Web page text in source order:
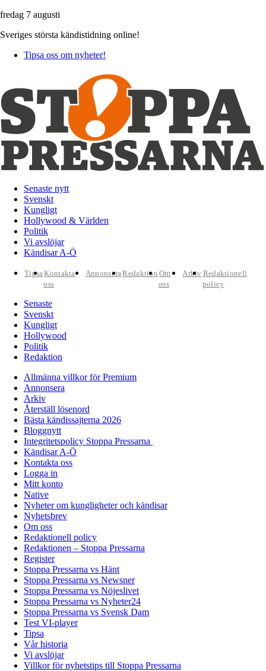
fredag 7 augusti
Sveriges största kändistidning online!
Tipsa oss om nyheter!
Senaste nytt
Svenskt
Kungligt
Hollywood & Världen
Politik
Vi avslöjar
Kändisar A-Ö
TipsaKontakta
oss
AnnonseraRedaktion Om
oss
Arkiv Redaktionell
policy
Senaste
Svenskt
Kungligt
Hollywood
Politik
Redaktion
Allmänna villkor för Premium
Annonsera
Arkiv
Återställ lösenord
Bästa kändissajterna 2026
Bloggnytt
Integritetspolicy Stoppa Pressarna
Kändisar A-Ö
Kontakta oss
Logga in
Mitt konto
Native
Nyheter om kungligheter och kändisar
Nyhetsbrev
Om oss
Redaktionell policy
Redaktionen – Stoppa Pressarna
Register
Stoppa Pressarna vs Hänt
Stoppa Pressarna vs Newsner
Stoppa Pressarna vs Nöjeslivet
Stoppa Pressarna vs Nyheter24
Stoppa Pressarna vs Svensk Dam
Test VI-player
Tipsa
Vår historia
Vi avslöjar
Villkor för nyhetstips till Stoppa Pressarna